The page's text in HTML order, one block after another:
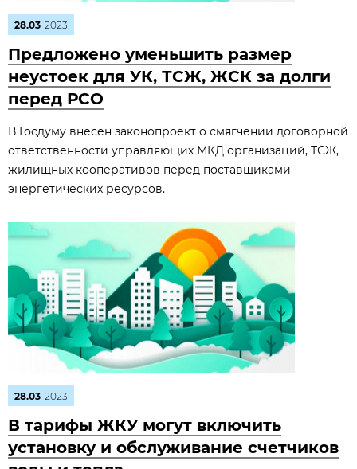
28.03 2023
Предложено уменьшить размер
неустоек для УК, ТСЖ, ЖСК за долги
перед РСО
В Госдуму внесен законопроект о смягчении договорной
ответственности управляющих МКД организаций, ТСЖ,
жилищных кооперативов перед поставщиками
энергетических ресурсов.
28.03 2023
В тарифы ЖКУ могут включить
установку и обслуживание счетчиков